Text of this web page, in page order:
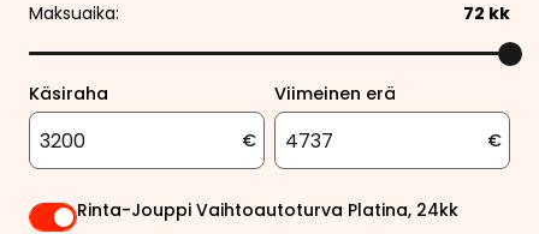
Maksuaika: 72 kk
Käsiraha
€
Viimeinen erä
€
Rinta-Jouppi Vaihtoautoturva Platina, 24kk